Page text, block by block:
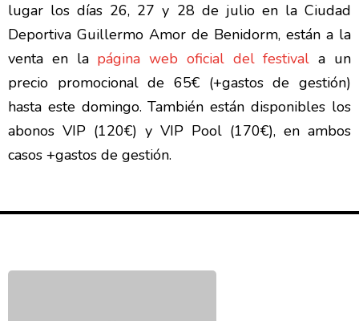
lugar los días 26, 27 y 28 de julio en la Ciudad
Deportiva Guillermo Amor de Benidorm, están a la
venta en la página web oficial del festival a un
precio promocional de 65€ (+gastos de gestión)
hasta este domingo. También están disponibles los
abonos VIP (120€) y VIP Pool (170€), en ambos
casos +gastos de gestión.